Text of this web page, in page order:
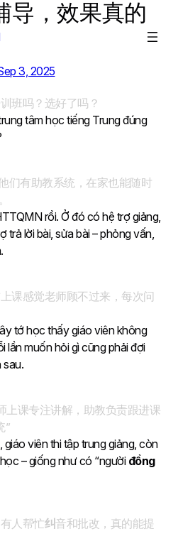
导，效果真的
3, 2025
班吗？选好了吗？
tâm học tiếng Trung đúng
们有助教系统，在家也能随时
rồi. Ở đó có hệ trợ giảng,
trả lời bài, sửa bài – phỏng vấn,
课感觉老师顾不过来，每次问
tớ học thấy giáo viên không
lần muốn hỏi gì cũng phải đợi
sau.
上课专注讲解，助教负责跟进课
”
viên thi tập trung giảng, còn
– giống như có “người đồng
人帮忙纠音和批改，真的能提